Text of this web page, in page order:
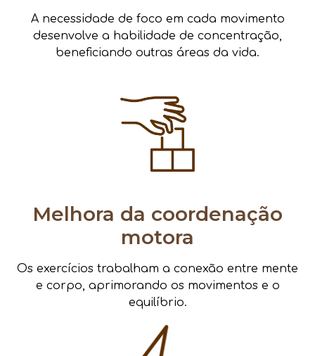
A necessidade de foco em cada movimento
desenvolve a habilidade de concentração,
beneficiando outras áreas da vida.
Melhora da coordenação
motora
Os exercícios trabalham a conexão entre mente
e corpo, aprimorando os movimentos e o
equilíbrio.